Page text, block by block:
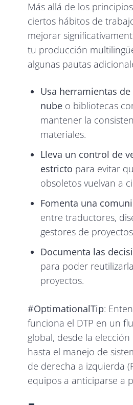
Más allá de los
ciertos hábitos de
mejorar
tu producción
algunas pautas
Usa herramientas
nube o bibliotecas
mantener la
materiales.
Lleva un control de
estricto para evitar
obsoletos vuelvan a
Fomenta una
entre traductores,
gestores de
Documenta las
para poder
proyectos.
#OptimationalTip:
funciona el DTP en un
global, desde la
hasta el manejo de
de derecha a izquierda
equipos a anticiparse a